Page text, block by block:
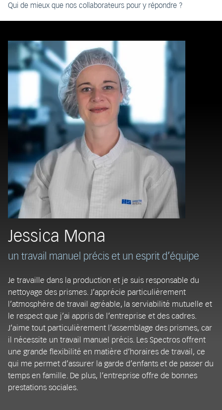
Qui de mieux que nos collaborateurs pour y répondre ?
Jessica Mona
un travail manuel précis et un esprit d’équipe
Je travaille dans la production et je suis responsable du
nettoyage des prismes. J’apprécie particulièrement
l’atmosphère de travail agréable, la serviabilité mutuelle et
le respect que j’ai appris de l’entreprise et des cadres.
J’aime tout particulièrement l’assemblage des prismes, car
il nécessite un travail manuel précis. Les Spectros offrent
une grande flexibilité en matière d’horaires de travail, ce
qui me permet d’assurer la garde d’enfants et de passer du
temps en famille. De plus, l’entreprise offre de bonnes
prestations sociales.